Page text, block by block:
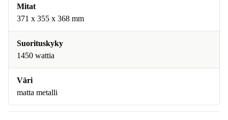
Mitat
371 x 355 x 368 mm
Suorituskyky
1450 wattia
Väri
matta metalli